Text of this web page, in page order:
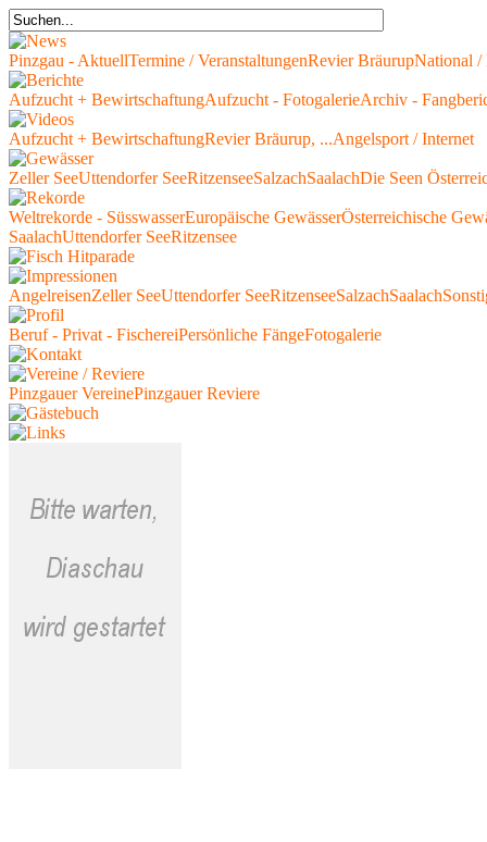
Pinzgau - AktuellTermine / VeranstaltungenRevier BräurupNational /
Aufzucht + BewirtschaftungAufzucht - FotogalerieArchiv -
Aufzucht + BewirtschaftungRevier Bräurup, ...Angelsport / Internet
Zeller SeeUttendorfer SeeRitzenseeSalzachSaalachDie Seen
Weltrekorde - SüsswasserEuropäische GewässerÖsterreichische
SaalachUttendorfer SeeRitzensee
AngelreisenZeller SeeUttendorfer SeeRitzenseeSalzachSaalach
Beruf - Privat - FischereiPersönliche FängeFotogalerie
Pinzgauer VereinePinzgauer Reviere